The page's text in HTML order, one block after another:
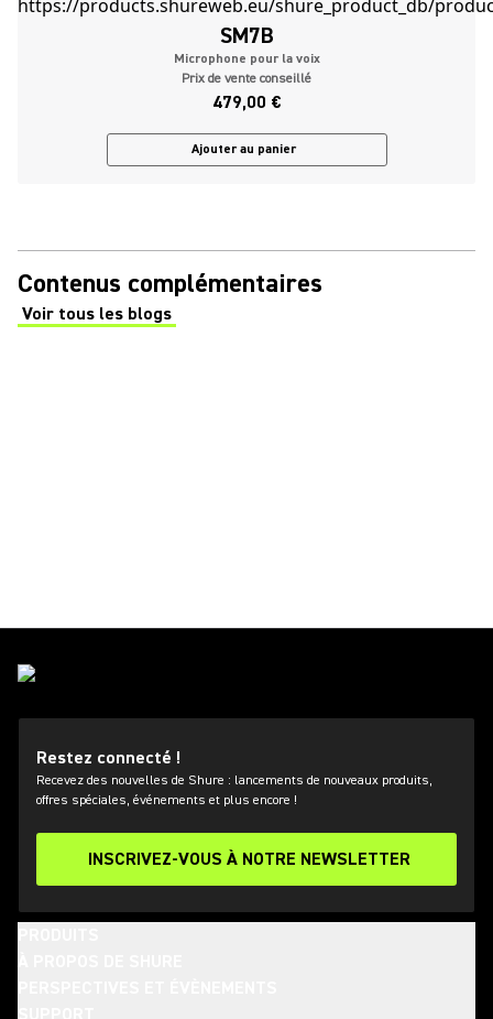
SM7B
Microphone pour la voix
Prix de vente conseillé
479,00 €
Ajouter au panier
Contenus complémentaires
Voir tous les blogs
(Opens in a new tab)
Restez connecté !
Recevez des nouvelles de Shure : lancements de nouveaux produits,
offres spéciales, événements et plus encore !
INSCRIVEZ-VOUS À NOTRE NEWSLETTER